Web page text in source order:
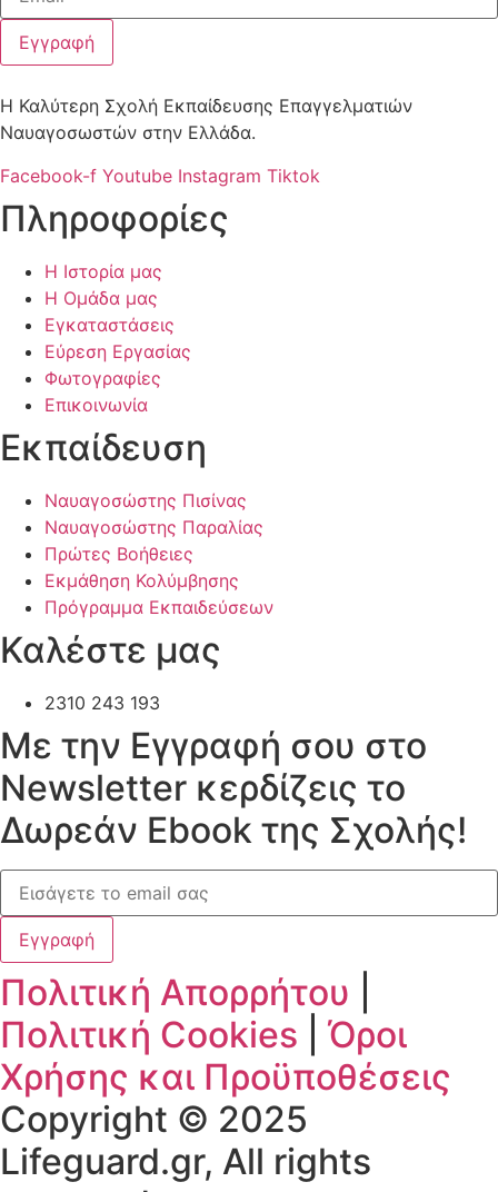
Εγγραφή
Η Καλύτερη Σχολή Εκπαίδευσης Επαγγελματιών
Ναυαγοσωστών στην Ελλάδα.
Facebook-f Youtube Instagram Tiktok
Πληροφορίες
Η Ιστορία μας
Η Ομάδα μας
Εγκαταστάσεις
Εύρεση Εργασίας
Φωτογραφίες
Επικοινωνία
Εκπαίδευση
Ναυαγοσώστης Πισίνας
Ναυαγοσώστης Παραλίας
Πρώτες Βοήθειες
Εκμάθηση Κολύμβησης
Πρόγραμμα Εκπαιδεύσεων
Καλέστε μας
2310 243 193
Mε την Εγγραφή σου στο
Newsletter κερδίζεις το
Δωρεάν Ebook της Σχολής!
Εγγραφή
Πολιτική Απορρήτου
Πολιτική Cookies
Όροι
Χρήσης και Προϋποθέσεις
Copyright © 2025
Lifeguard.gr, All rights